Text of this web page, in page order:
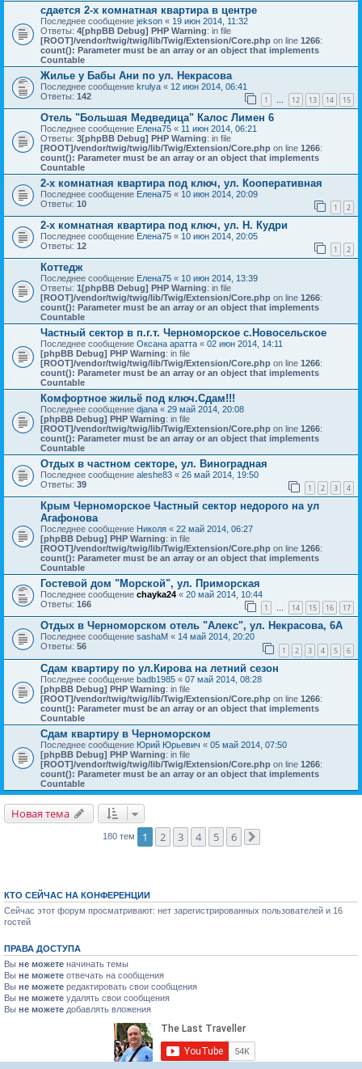
сдается 2-х комнатная квартира в центре
Последнее сообщение jekson « 19 июн 2014, 11:32
Ответы: 4[phpBB Debug] PHP Warning: in file
[ROOT]/vendor/twig/twig/lib/Twig/Extension/Core.php on line 1266:
count(): Parameter must be an array or an object that implements
Countable
Жилье у Бабы Ани по ул. Некрасова
Последнее сообщение krulya « 12 июн 2014, 06:41
Ответы: 142 1 … 12 13 14 15
Отель "Большая Медведица" Калос Лимен 6
Последнее сообщение Елена75 « 11 июн 2014, 06:21
Ответы: 3[phpBB Debug] PHP Warning: in file
[ROOT]/vendor/twig/twig/lib/Twig/Extension/Core.php on line 1266:
count(): Parameter must be an array or an object that implements
Countable
2-х комнатная квартира под ключ, ул. Кооперативная
Последнее сообщение Елена75 « 10 июн 2014, 20:09
Ответы: 10 1 2
2-х комнатная квартира под ключ, ул. Н. Кудри
Последнее сообщение Елена75 « 10 июн 2014, 20:05
Ответы: 12 1 2
Коттедж
Последнее сообщение Елена75 « 10 июн 2014, 13:39
Ответы: 1 [phpBB Debug] PHP Warning: in file
[ROOT]/vendor/twig/twig/lib/Twig/Extension/Core.php on line 1266:
count(): Parameter must be an array or an object that implements
Countable
Частный сектор в п.г.т. Черноморское с.Новосельское
Последнее сообщение Оксана аратта « 02 июн 2014, 14:11
[phpBB Debug] PHP Warning: in file
[ROOT]/vendor/twig/twig/lib/Twig/Extension/Core.php on line 1266:
count(): Parameter must be an array or an object that implements
Countable
Комфортное жильё под ключ.Сдам!!!
Последнее сообщение djana « 29 май 2014, 20:08
[phpBB Debug] PHP Warning: in file
[ROOT]/vendor/twig/twig/lib/Twig/Extension/Core.php on line 1266:
count(): Parameter must be an array or an object that implements
Countable
Отдых в частном секторе, ул. Виноградная
Последнее сообщение aleshe83 « 26 май 2014, 19:50
Ответы: 39 1 2 3 4
Крым Черноморское Частный сектор недорого на ул
Агафонова
Последнее сообщение Николя « 22 май 2014, 06:27
[phpBB Debug] PHP Warning: in file
[ROOT]/vendor/twig/twig/lib/Twig/Extension/Core.php on line 1266:
count(): Parameter must be an array or an object that implements
Countable
Гостевой дом "Морской", ул. Приморская
Последнее сообщение chayka24 « 20 май 2014, 10:44
Ответы: 166 1 … 14 15 16 17
Отдых в Черноморском отель "Алекс", ул. Некрасова, 6А
Последнее сообщение sashaM « 14 май 2014, 20:20
Ответы: 56 1 2 3 4 5 6
Сдам квартиру по ул.Кирова на летний сезон
Последнее сообщение badb1985 « 07 май 2014, 08:28
[phpBB Debug] PHP Warning: in file
[ROOT]/vendor/twig/twig/lib/Twig/Extension/Core.php on line 1266:
count(): Parameter must be an array or an object that implements
Countable
Cдам квартиру в Черноморском
Последнее сообщение Юрий Юрьевич « 05 май 2014, 07:50
[phpBB Debug] PHP Warning: in file
[ROOT]/vendor/twig/twig/lib/Twig/Extension/Core.php on line 1266:
count(): Parameter must be an array or an object that implements
Countable
Новая тема
180 тем 1 2 3 4 5 6
КТО СЕЙЧАС НА КОНФЕРЕНЦИИ
Сейчас этот форум просматривают: нет зарегистрированных пользователей и 16
гостей
ПРАВА ДОСТУПА
Вы не можете начинать темы
Вы не можете отвечать на сообщения
Вы не можете редактировать свои сообщения
Вы не можете удалять свои сообщения
Вы не можете добавлять вложения